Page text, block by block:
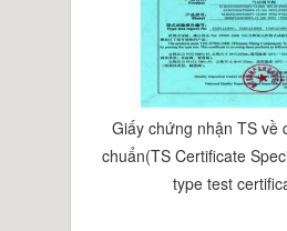
Giấy chứng nhận TS về
chuẩn(TS Certificate
type test